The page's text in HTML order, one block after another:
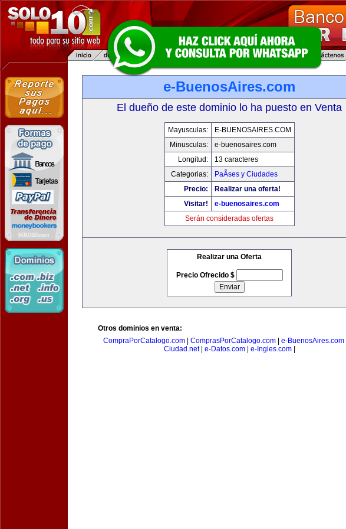
e-BuenosAires.com
El dueño de este dominio lo ha puesto en Venta
Mayusculas:
E-BUENOSAIRES.COM
Minusculas:
e-buenosaires.com
Longitud:
13 caracteres
Categorias:
PaÃ­ses y Ciudades
Precio:
Realizar una oferta!
Visitar!
e-buenosaires.com
Serán consideradas ofertas
Realizar una Oferta
Precio Ofrecido $
Otros dominios en venta:
CompraPorCatalogo.com| ComprasPorCatalogo.com| e-BuenosAires.com|
Ciudad.net| e-Datos.com| e-Ingles.com|